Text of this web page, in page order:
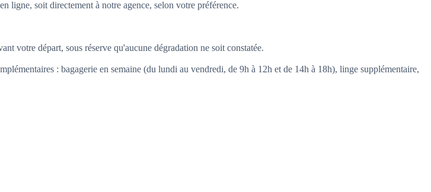
ligne, soit directement à notre agence, selon votre préférence.
votre départ, sous réserve qu'aucune dégradation ne soit constatée.
: bagagerie en semaine (du lundi au vendredi, de 9h à 12h et de 14h à 18h), linge supplémentaire,